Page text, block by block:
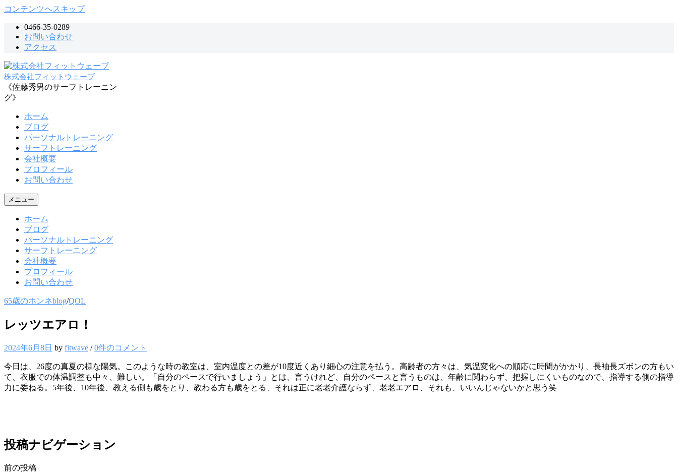
コンテンツへスキップ
0466-35-0289
お問い合わせ
アクセス
株式会社フィットウェーブ
《佐藤秀男のサーフトレーニン
グ》
ホーム
ブログ
パーソナルトレーニング
サーフトレーニング
会社概要
プロフィール
お問い合わせ
メニュー
ホーム
ブログ
パーソナルトレーニング
サーフトレーニング
会社概要
プロフィール
お問い合わせ
65歳のホンネblog/QOL
レッツエアロ！
2024年6月8日 by fitwave /0件のコメント
今日は、26度の真夏の様な陽気。このような時の教室は、室内温度との差が10度近くあり細心の注意を払う。高齢者の方々は、気温変化への順応に時間がかかり、長袖長ズボンの方もい
て、衣服での体温調整も中々、難しい。「自分のペースで行いましょう」とは、言うけれど、自分のペースと言うものは、年齢に関わらず、把握しにくいものなので、指導する側の指導
力に委ねる。5年後、10年後、教える側も歳をとり、教わる方も歳をとる、それは正に老老介護ならず、老老エアロ、それも、いいんじゃないかと思う笑
投稿ナビゲーション
前の投稿